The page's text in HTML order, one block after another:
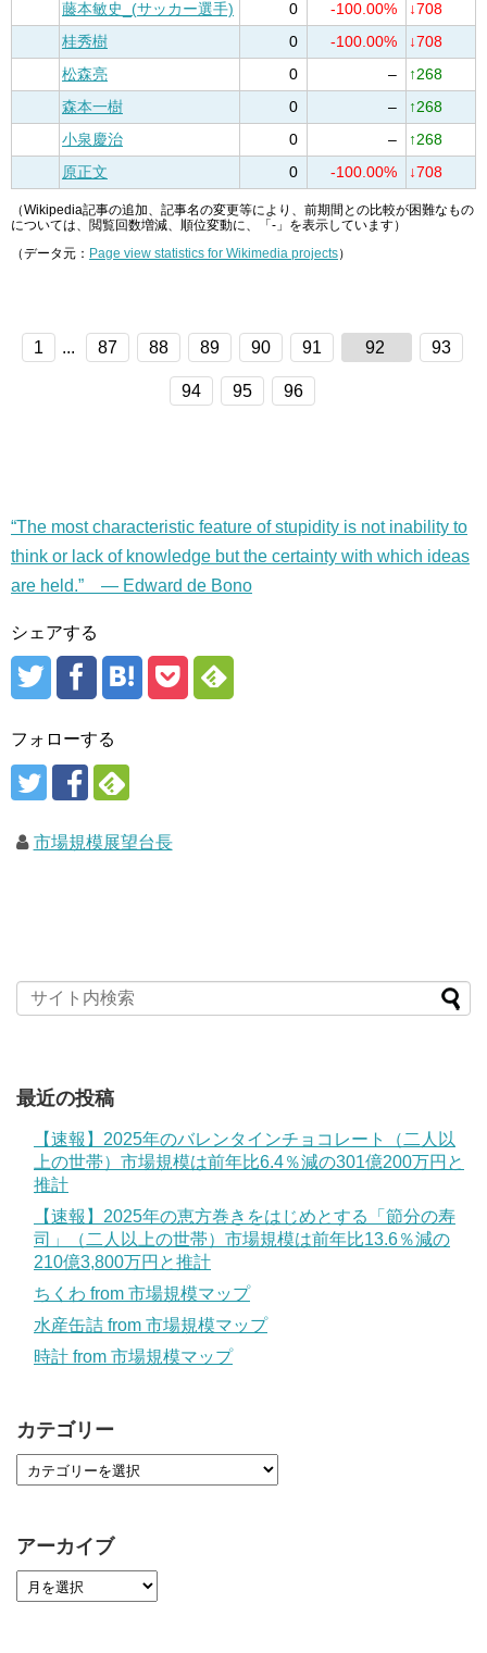
藤本敏史_(サッカー選手)
0 -100.00%
↓708
桂秀樹
0 -100.00%
↓708
松森亮
0 –
↑268
森本一樹
0 –
↑268
小泉慶治
0 –
↑268
原正文
0 -100.00% ↓708
（Wikipedia記事の追加、記事名の変更等により、前期間との比較が困難なもの
については、閲覧回数増減、順位変動に、「-」を表示しています）
（データ元： Page view statistics for Wikimedia projects）
1 ... 87 88 89 90 91 92 93
94 95 96
“The most characteristic feature of stupidity is not inability to
think or lack of knowledge but the certainty with which ideas
are held.” — Edward de Bono
シェアする
フォローする
市場規模展望台長
最近の投稿
【速報】2025年のバレンタインチョコレート（二人以
上の世帯）市場規模は前年比6.4％減の301億200万円と
推計
【速報】2025年の恵方巻きをはじめとする「節分の寿
司」（二人以上の世帯）市場規模は前年比13.6％減の
210億3,800万円と推計
ちくわ from 市場規模マップ
水産缶詰 from 市場規模マップ
時計 from 市場規模マップ
カテゴリー
アーカイブ